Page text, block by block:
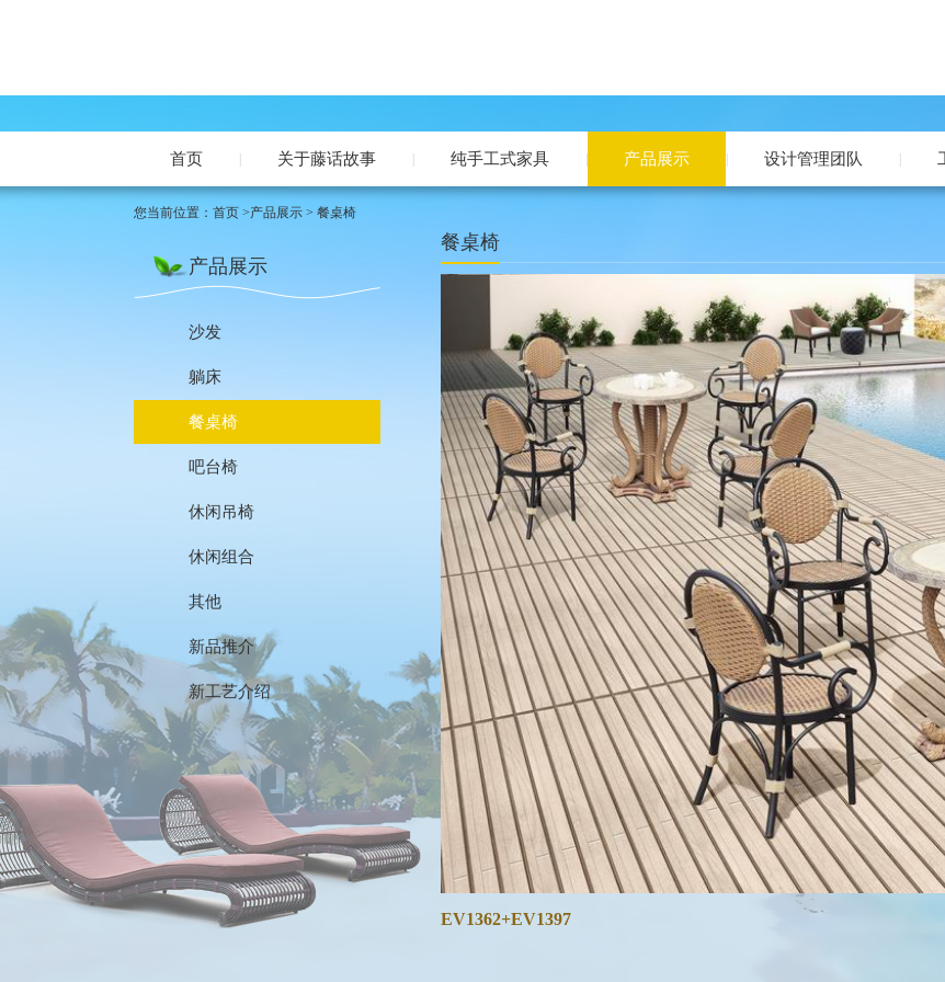
首页 关于藤话故事 纯手工式家具 产品展示 设计管理团队
您当前位置： 首页 >产品展示 > 餐桌椅
产品展示
沙发
躺床
餐桌椅
吧台椅
休闲吊椅
休闲组合
其他
新品推介
新工艺介绍
餐桌椅
EV1362+EV1397